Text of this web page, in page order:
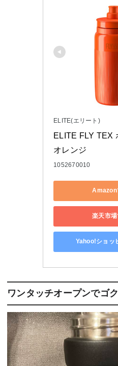
ELITE(エリート)
ELITE FLY TEX
オレンジ
1052670010
Amazon
楽天市
Yahoo!ショッ
ワンタッチオープンでゴ